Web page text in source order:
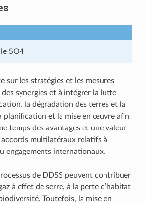
SO4
sur les stratégies et les mesures
synergies et à intégrer la lutte
la dégradation des terres et la
planification et la mise en œuvre afin
temps des avantages et une valeur
accords multilatéraux relatifs à
engagements internationaux.
de DDSS peuvent contribuer
à effet de serre, à la perte d’habitat
Toutefois, la mise en